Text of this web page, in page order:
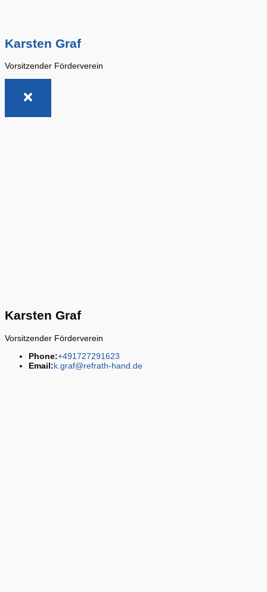
Karsten Graf
Vorsitzender Förderverein
Karsten Graf
Vorsitzender Förderverein
Phone:+491727291623
Email:k.graf@refrath-hand.de